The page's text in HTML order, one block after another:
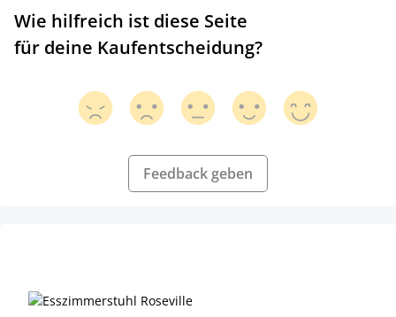
Wie hilfreich ist diese Seite
für deine Kaufentscheidung?
Feedback geben